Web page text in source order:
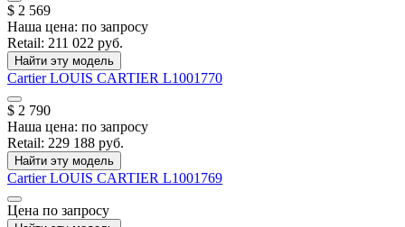
$ 2 569
Наша цена: по запросу
Retail: 211 022 руб.
Найти эту модель
CartierLOUIS CARTIER L1001770
$ 2 790
Наша цена: по запросу
Retail: 229 188 руб.
Найти эту модель
CartierLOUIS CARTIER L1001769
Цена по запросу